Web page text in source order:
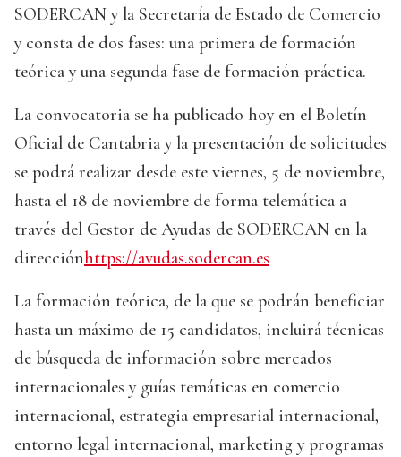
SODERCAN y la Secretaría de Estado de Comercio
y consta de dos fases: una primera de formación
teórica y una segunda fase de formación práctica.
La convocatoria se ha publicado hoy en el Boletín
Oficial de Cantabria y la presentación de solicitudes
se podrá realizar desde este viernes, 5 de noviembre,
hasta el 18 de noviembre de forma telemática a
través del Gestor de Ayudas de SODERCAN en la
direcciónhttps://avudas.sodercan.es
La formación teórica, de la que se podrán beneficiar
hasta un máximo de 15 candidatos, incluirá técnicas
de búsqueda de información sobre mercados
internacionales y guías temáticas en comercio
internacional, estrategia empresarial internacional,
entorno legal internacional, marketing y programas